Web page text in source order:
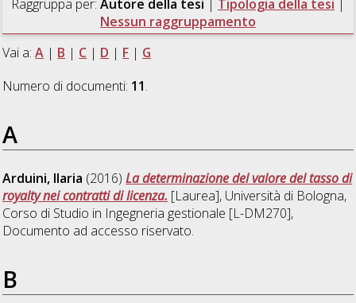
Raggruppa per: Autore della tesi | Tipologia della tesi |
Nessun raggruppamento
Vai a:A | B | C | D | F | G
Numero di documenti: 11.
A
Arduini, Ilaria (2016)La determinazione del valore del tasso di
royalty nei contratti di licenza. [Laurea], Università di Bologna,
Corso di Studio in Ingegneria gestionale [L-DM270],
Documento ad accesso riservato.
B